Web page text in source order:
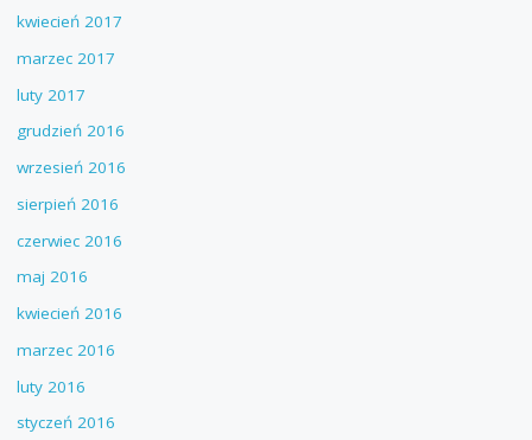
kwiecień 2017
marzec 2017
luty 2017
grudzień 2016
wrzesień 2016
sierpień 2016
czerwiec 2016
maj 2016
kwiecień 2016
marzec 2016
luty 2016
styczeń 2016